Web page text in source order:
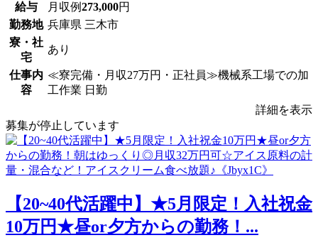
給与 月収例273,000円
勤務地 兵庫県 三木市
寮・社
宅
あり
仕事内
容
≪寮完備・月収27万円・正社員≫機械系工場での加
工作業 日勤
詳細を表示
募集が停止しています
【20~40代活躍中】★5月限定！入社祝金
10万円★昼or夕方からの勤務！...